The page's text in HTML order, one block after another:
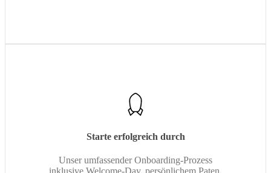
Starte erfolgreich durch
Unser umfassender Onboarding-Prozess